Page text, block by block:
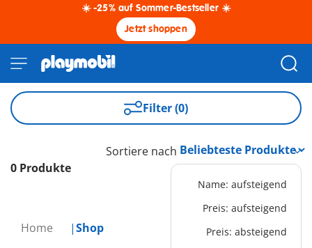
☀️ -25% auf Sommer-Bestseller ☀️
Jetzt shoppen
Home Shop
Filter (0)
0 Produkte
Sortiere nach
Name: aufsteigend
Preis: aufsteigend
Preis: absteigend